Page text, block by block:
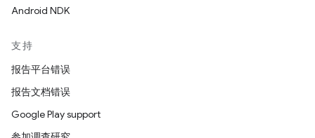
Android NDK
支持
报告平台错误
报告文档错误
Google Play support